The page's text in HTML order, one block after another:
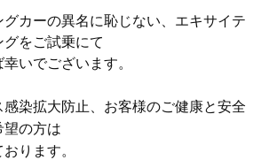
カーの異名に恥じない、エキサイテ
グをご試乗にて
いでございます。
染拡大防止、お客様のご健康と安全
望の方は
ります。